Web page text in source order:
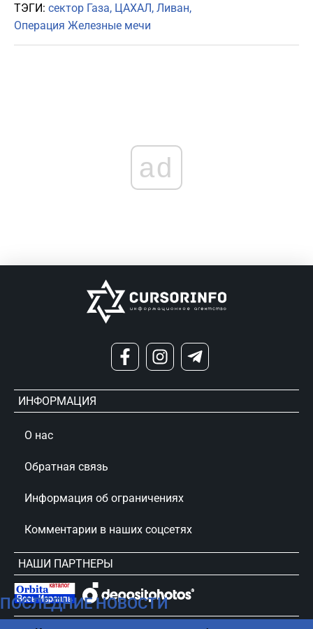
ТЭГИ: сектор Газа ЦАХАЛ Ливан
Операция Железные мечи
ПОСЛЕДНИЕ НОВОСТИ
ad
ИНФОРМАЦИЯ
О нас
Обратная связь
Информация об ограничениях
Комментарии в наших соцсетях
НАШИ ПАРТНЕРЫ